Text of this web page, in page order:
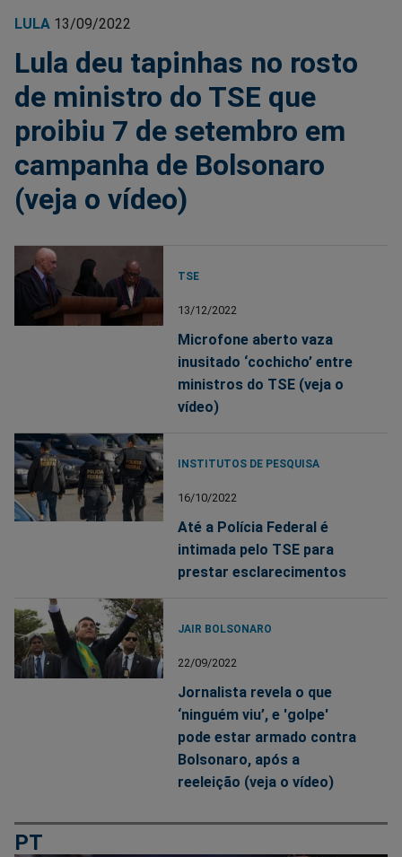
LULA 13/09/2022
Lula deu tapinhas no rosto
de ministro do TSE que
proibiu 7 de setembro em
campanha de Bolsonaro
(veja o vídeo)
TSE
13/12/2022
Microfone aberto vaza
inusitado ‘cochicho’ entre
ministros do TSE (veja o
vídeo)
INSTITUTOS DE PESQUISA
16/10/2022
Até a Polícia Federal é
intimada pelo TSE para
prestar esclarecimentos
JAIR BOLSONARO
22/09/2022
Jornalista revela o que
‘ninguém viu’, e 'golpe'
pode estar armado contra
Bolsonaro, após a
reeleição (veja o vídeo)
PT